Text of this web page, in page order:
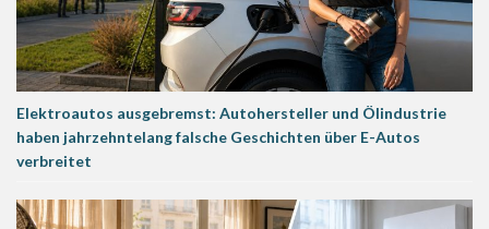
Elektroautos ausgebremst: Autohersteller und Ölindustrie
haben jahrzehntelang falsche Geschichten über E-Autos
verbreitet